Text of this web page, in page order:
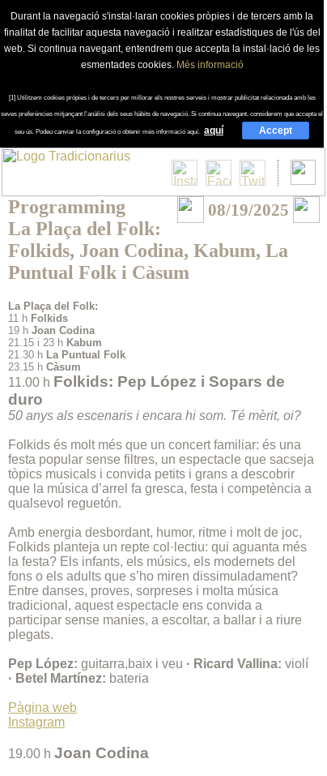
Durant la navegació s'instal·laran cookies pròpies i de tercers amb la
finalitat de facilitar aquesta navegació i realitzar estadístiques de l'ús del
web. Si continua navegant, entendrem que accepta la instal·lació de les
esmentades cookies. Més informació
[1] Utilitzem cookies pròpies i de tercers per millorar els nostres serveis i mostrar publicitat relacionada amb les
seves preferències mitjançant l'anàlisi dels seus hàbits de navegació. Si continua navegant, considerem que accepta el
seu ús. Podeu canviar la configuració o obtenir més informació aquí. aquí Accept
08/19/2025
Programming
La Plaça del Folk:
Folkids, Joan Codina, Kabum, La
Puntual Folk i Càsum
La Plaça del Folk:
11 h Folkids
19 h Joan Codina
21.15 i 23 h Kabum
21.30 h La Puntual Folk
23.15 h Càsum
11.00 h Folkids: Pep López i Sopars de
duro
50 anys als escenaris i encara hi som. Té mèrit, oi?
Folkids és molt més que un concert familiar: és una
festa popular sense filtres, un espectacle que sacseja
tòpics musicals i convida petits i grans a descobrir
que la música d’arrel fa gresca, festa i competència a
qualsevol reguetón.
Amb energia desbordant, humor, ritme i molt de joc,
Folkids planteja un repte col·lectiu: qui aguanta més
la festa? Els infants, els músics, els modernets del
fons o els adults que s’ho miren dissimuladament?
Entre danses, proves, sorpreses i molta música
tradicional, aquest espectacle ens convida a
participar sense manies, a escoltar, a ballar i a riure
plegats.
Pep López: guitarra,baix i veu · Ricard Vallina: violí
· Betel Martínez: bateria
Pàgina web
Instagram
19.00 h Joan Codina